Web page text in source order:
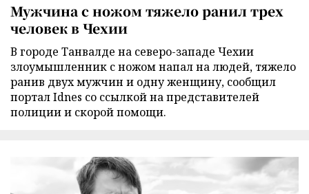
Мужчина с ножом тяжело ранил трех
человек в Чехии
В городе Танвалде на северо-западе Чехии
злоумышленник с ножом напал на людей, тяжело
ранив двух мужчин и одну женщину, сообщил
портал Idnes со ссылкой на представителей
полиции и скорой помощи.